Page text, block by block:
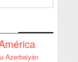
Azerbaiyán